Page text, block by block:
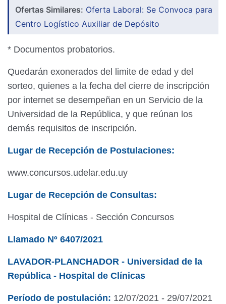
Ofertas Similares: Oferta Laboral: Se Convoca para
Centro Logístico Auxiliar de Depósito
* Documentos probatorios.
Quedarán exonerados del limite de edad y del
sorteo, quienes a la fecha del cierre de inscripción
por internet se desempeñan en un Servicio de la
Universidad de la República, y que reúnan los
demás requisitos de inscripción.
Lugar de Recepción de Postulaciones:
www.concursos.udelar.edu.uy
Lugar de Recepción de Consultas:
Hospital de Clínicas - Sección Concursos
Llamado Nº 6407/2021
LAVADOR-PLANCHADOR - Universidad de la
República - Hospital de Clí­nicas
Período de postulación: 12/07/2021 - 29/07/2021